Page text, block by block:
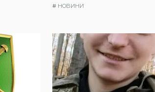
# НОВИНИ